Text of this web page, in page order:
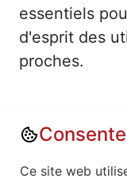
essentiels
d'esprit des
proches.
Annuaire :
Ce site web